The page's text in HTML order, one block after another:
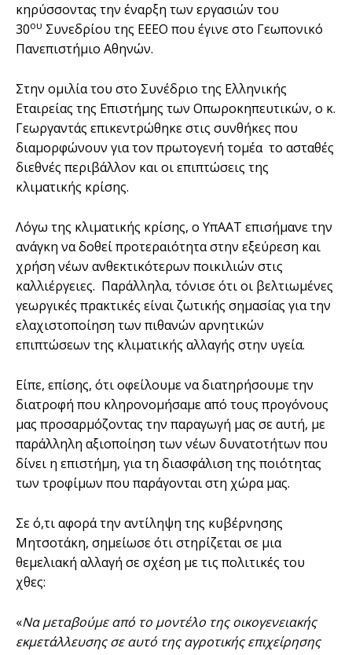
κηρύσσοντας την έναρξη των εργασιών του
30ου Συνεδρίου της ΕΕΕΟ που έγινε στο Γεωπονικό
Πανεπιστήμιο Αθηνών.
Στην ομιλία του στο Συνέδριο της Ελληνικής
Εταιρείας της Επιστήμης των Οπωροκηπευτικών, ο κ.
Γεωργαντάς επικεντρώθηκε στις συνθήκες που
διαμορφώνουν για τον πρωτογενή τομέα το ασταθές
διεθνές περιβάλλον και οι επιπτώσεις της
κλιματικής κρίσης.
Λόγω της κλιματικής κρίσης, ο ΥπΑΑΤ επισήμανε την
ανάγκη να δοθεί προτεραιότητα στην εξεύρεση και
χρήση νέων ανθεκτικότερων ποικιλιών στις
καλλιέργειες. Παράλληλα, τόνισε ότι οι βελτιωμένες
γεωργικές πρακτικές είναι ζωτικής σημασίας για την
ελαχιστοποίηση των πιθανών αρνητικών
επιπτώσεων της κλιματικής αλλαγής στην υγεία.
Είπε, επίσης, ότι οφείλουμε να διατηρήσουμε την
διατροφή που κληρονομήσαμε από τους προγόνους
μας προσαρμόζοντας την παραγωγή μας σε αυτή, με
παράλληλη αξιοποίηση των νέων δυνατοτήτων που
δίνει η επιστήμη, για τη διασφάλιση της ποιότητας
των τροφίμων που παράγονται στη χώρα μας.
Σε ό,τι αφορά την αντίληψη της κυβέρνησης
Μητσοτάκη, σημείωσε ότι στηρίζεται σε μια
θεμελιακή αλλαγή σε σχέση με τις πολιτικές του
χθες:
«Να μεταβούμε από το μοντέλο της οικογενειακής
εκμετάλλευσης σε αυτό της αγροτικής επιχείρησης